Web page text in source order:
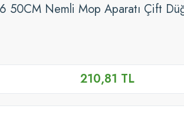
50CM Nemli Mop Aparatı Çift
210,81 TL